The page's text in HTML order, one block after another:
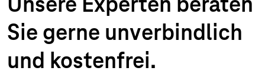
Sie gerne unverbindlich
und kostenfrei.